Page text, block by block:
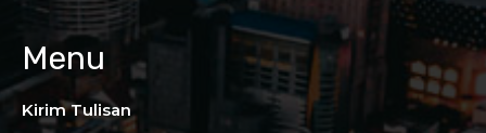
Menu
Kirim Tulisan